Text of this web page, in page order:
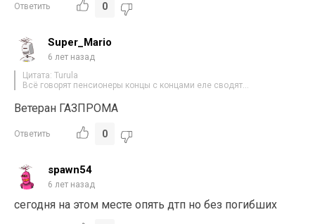
Ответить 0
Super_Mario
6 лет назад
Цитата: Turula
Всё говорят пенсионеры концы с концами еле сводят…
Ветеран ГАЗПРОМА
Ответить 0
spawn54
6 лет назад
сегодня на этом месте опять дтп но без погибших